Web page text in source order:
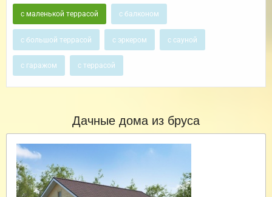
с маленькой террасой с балконом
с большой террасой с эркером с сауной
с гаражом с террасой
Дачные дома из бруса